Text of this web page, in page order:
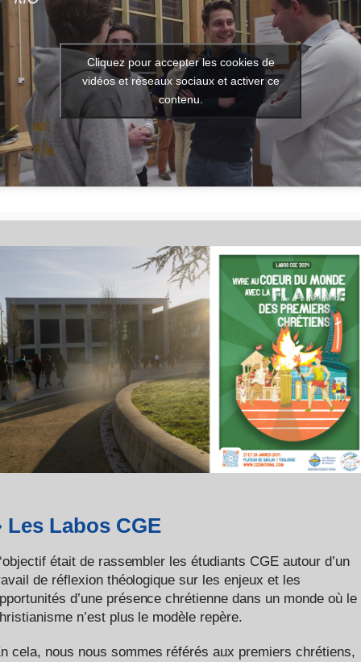
Cliquez pour accepter les cookies de
vidéos et réseaux sociaux et activer ce
contenu.
Les Labos CGE
était de rassembler les étudiants CGE autour d’un
de réflexion théologique sur les enjeux et les
d’une présence chrétienne dans un monde où le
n’est plus le modèle repère.
cela, nous nous sommes référés aux premiers chrétiens,